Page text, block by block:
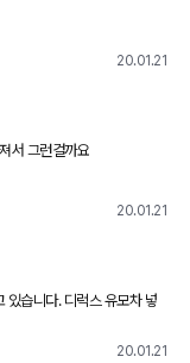
20.01.21
서 그런걸까요
20.01.21
습니다. 디럭스 유모차 넣
19년식 디스커버리스포츠
20.01.21